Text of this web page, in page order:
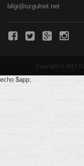
bilgi@ozgulnet.net
Copyright © 2017
echo $app;